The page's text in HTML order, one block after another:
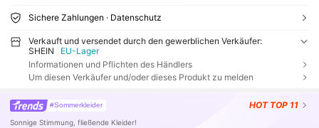
Sichere Zahlungen · Datenschutz
Verkauft und versendet durch den gewerblichen Verkäufer:
SHEIN
EU-Lager
Informationen und Pflichten des Händlers
Um diesen Verkäufer und/oder dieses Produkt zu melden
#Sommerkleider HOT TOP 11
Sonnige Stimmung, fließende Kleider!